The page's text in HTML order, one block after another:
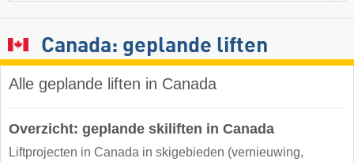
Canada: geplande liften
Alle geplande liften in Canada
Overzicht: geplande skiliften in Canada
Liftprojecten in Canada in skigebieden (vernieuwing,